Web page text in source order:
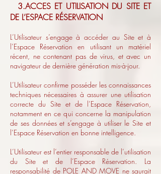
3.ACCES ET UTILISATION DU SITE ET
DE L’ESPACE RÉSERVATION
L’Utilisateur s’engage à accéder au Site et à
l’Espace Réservation en utilisant un matériel
récent, ne contenant pas de virus, et avec un
navigateur de dernière génération mis-à-jour.
L’Utilisateur confirme posséder les connaissances
techniques nécessaires à assurer une utilisation
correcte du Site et de l’Espace Réservation,
notamment en ce qui concerne la manipulation
de ses données et s’engage à utiliser le Site et
l’Espace Réservation en bonne intelligence.
L’Utilisateur est l’entier responsable de l’utilisation
du Site et de l’Espace Réservation. La
responsabilité de POLE AND MOVE ne saurait